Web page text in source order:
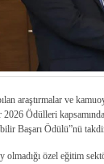
araştırmalar ve
2026 Ödülleri
Başarı Ödülü”nü
olmadığı özel eğitim